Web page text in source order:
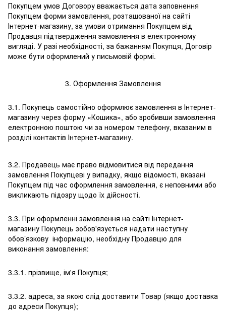
Покупцем умов Договору вважається дата заповнення
Покупцем форми замовлення, розташованої на сайті
Інтернет-магазину, за умови отримання Покупцем від
Продавця підтвердження замовлення в електронному
вигляді. У разі необхідності, за бажанням Покупця, Договір
може бути оформлений у письмовій формі.
3. Оформлення Замовлення
3.1. Покупець самостійно оформлює замовлення в Інтернет-
магазину через форму «Кошика», або зробивши замовлення
електронною поштою чи за номером телефону, вказаним в
розділі контактів Інтернет-магазину.
3.2. Продавець має право відмовитися від передання
замовлення Покупцеві у випадку, якщо відомості, вказані
Покупцем під час оформлення замовлення, є неповними або
викликають підозру щодо їх дійсності.
3.3. При оформленні замовлення на сайті Інтернет-
магазину Покупець зобов'язується надати наступну
обов’язкову інформацію, необхідну Продавцю для
виконання замовлення:
3.3.1. прізвище, ім'я Покупця;
3.3.2. адреса, за якою слід доставити Товар (якщо доставка
до адреси Покупця);